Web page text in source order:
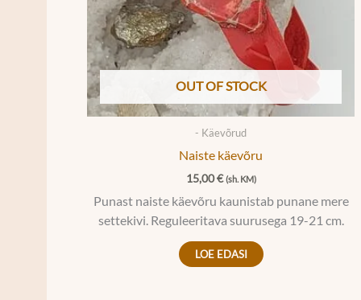
OUT OF STOCK
- Käevõrud
Naiste käevõru
15,00€ (sh. KM)
Punast naiste käevõru kaunistab punane mere
settekivi. Reguleeritava suurusega 19-21 cm.
LOE EDASI